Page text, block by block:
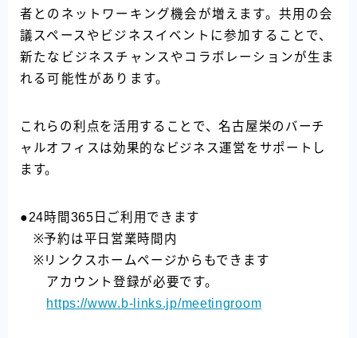
者とのネットワーキング機会が増えます。共用の会
議スペースやビジネスイベントに参加することで、
新たなビジネスチャンスやコラボレーションが生ま
れる可能性があります。
これらの利点を活用することで、名古屋栄のバーチ
ャルオフィスは効果的なビジネス運営をサポートし
ます。
●24時間365日ご利用できます
※予約は平日営業時間内
※リンクスホームページからもできます
アカウント登録が必要です。
https://www.b-links.jp/meetingroom